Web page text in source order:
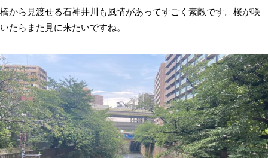
橋から見渡せる石神井川も風情があってすごく素敵です。桜が咲
いたらまた見に来たいですね。